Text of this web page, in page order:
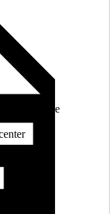
Klasse